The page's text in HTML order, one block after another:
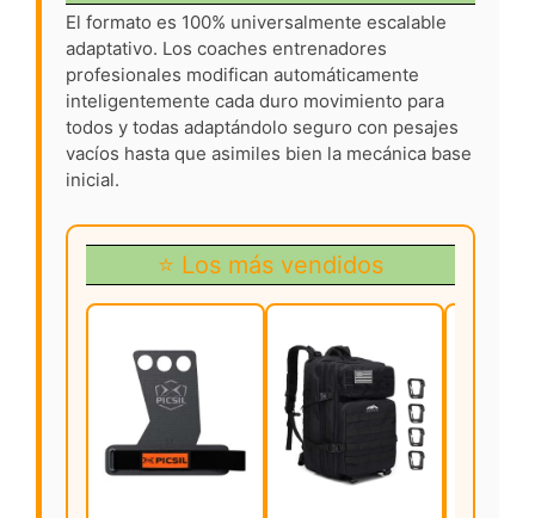
El formato es 100% universalmente escalable
adaptativo. Los coaches entrenadores
profesionales modifican automáticamente
inteligentemente cada duro movimiento para
todos y todas adaptándolo seguro con pesajes
vacíos hasta que asimiles bien la mecánica base
inicial.
⭐ Los más vendidos